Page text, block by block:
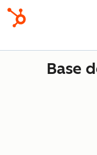
Base